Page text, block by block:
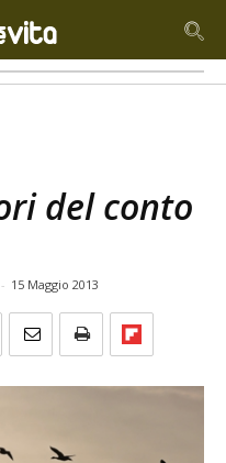
del conto
- 15 Maggio 2013